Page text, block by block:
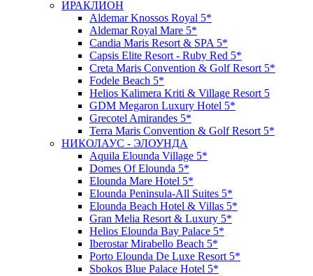
ИРАКЛИОН
Aldemar Knossos Royal 5*
Aldemar Royal Mare 5*
Candia Maris Resort & SPA 5*
Capsis Elite Resort - Ruby Red 5*
Creta Maris Convention & Golf Resort 5*
Fodele Beach 5*
Helios Kalimera Kriti & Village Resort 5
GDM Megaron Luxury Hotel 5*
Grecotel Amirandes 5*
Terra Maris Convention & Golf Resort 5*
НИКОЛАУС - ЭЛОУНДА
Aquila Elounda Village 5*
Domes Of Elounda 5*
Elounda Mare Hotel 5*
Elounda Peninsula-All Suites 5*
Elounda Beach Hotel & Villas 5*
Gran Melia Resort & Luxury 5*
Helios Elounda Bay Palace 5*
Iberostar Mirabello Beach 5*
Porto Elounda De Luxe Resort 5*
Sbokos Blue Palace Hotel 5*